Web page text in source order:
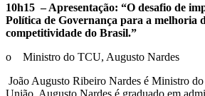
10h15 – Apresentação: “O desafio de
Política de Governança para a melhoria
competitividade do Brasil.”
o Ministro do TCU, Augusto Nardes
João Augusto Ribeiro Nardes é Ministro
União. Augusto Nardes é graduado em